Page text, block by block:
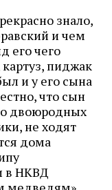
знало,
и чем
его чего
пиджак
и у его сына
что сын
двоюродных
не ходят
дома
в НКВД